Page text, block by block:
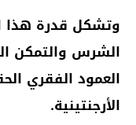
وتشكل قدرة هذا
الشرس والتمكن
العمود الفقري
الأرجنتينية.